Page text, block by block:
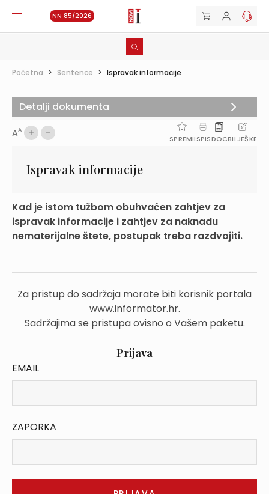
NN 85/2026
Početna > Sentence > Ispravak informacije
AA
SPREMIISPISDOCBILJEŠKE
Ispravak informacije
Kad je istom tužbom obuhvaćen zahtjev za
ispravak informacije i zahtjev za naknadu
nematerijalne štete, postupak treba razdvojiti.
Za pristup do sadržaja morate biti korisnik portala
www.informator.hr.
Sadržajima se pristupa ovisno o Vašem paketu.
Prijava
EMAIL
ZAPORKA
Detalji dokumenta